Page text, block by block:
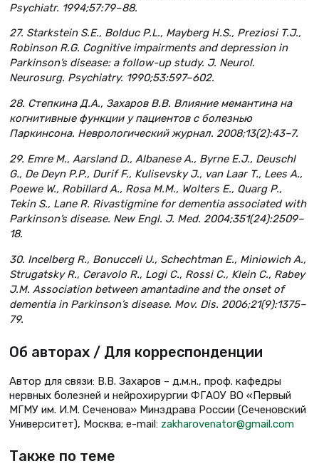
Psychiatr. 1994;57:79–88.
27. Starkstein S.E., Bolduc P.L., Mayberg H.S., Preziosi T.J.,
Robinson R.G. Cognitive impairments and depression in
Parkinson’s disease: a follow-up study. J. Neurol.
Neurosurg. Psychiatry. 1990;53:597–602.
28. Степкина Д.А., Захаров В.В. Влияние мемантина на
когнитивные функции у пациентов с болезнью
Паркинсона. Неврологический журнал. 2008;13(2):43–7.
29. Emre M., Aarsland D., Albanese A., Byrne E.J., Deuschl
G., De Deyn P.P., Durif F., Kulisevsky J., van Laar T., Lees A.,
Poewe W., Robillard A., Rosa M.M., Wolters E., Quarg P.,
Tekin S., Lane R. Rivastigmine for dementia associated with
Parkinson’s disease. New Engl. J. Med. 2004;351(24):2509–
18.
30. Incelberg R., Bonucceli U., Schechtman E., Miniowich A.,
Strugatsky R., Ceravolo R., Logi C., Rossi C., Klein C., Rabey
J.M. Association between amantadine and the onset of
dementia in Parkinson’s disease. Mov. Dis. 2006;21(9):1375–
79.
Об авторах / Для корреспонденции
Автор для связи: В.В. Захаров – д.м.н., проф. кафедры
нервных болезней и нейрохирургии ФГАОУ ВО «Первый
МГМУ им. И.М. Сеченова» Минздрава России (Сеченовский
Университет), Москва; e-mail: zakharovenator@gmail.com
Также по теме